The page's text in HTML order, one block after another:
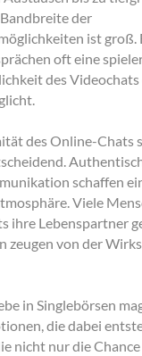
der
ist groß.
oft eine
des
des Online-Chats
schaffen
Viele
ihre Lebenspartner
zeugen von der
in Singlebörsen
die dabei
nicht nur die